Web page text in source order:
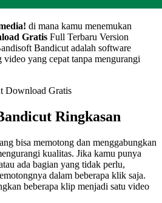
di mana kamu menemukan
Gratis Full Terbaru Version
Bandicut adalah software
yang cepat tanpa mengurangi
Ringkasan
bisa memotong dan menggabungkan
kualitas. Jika kamu punya
ada bagian yang tidak perlu,
dalam beberapa klik saja.
beberapa klip menjadi satu video